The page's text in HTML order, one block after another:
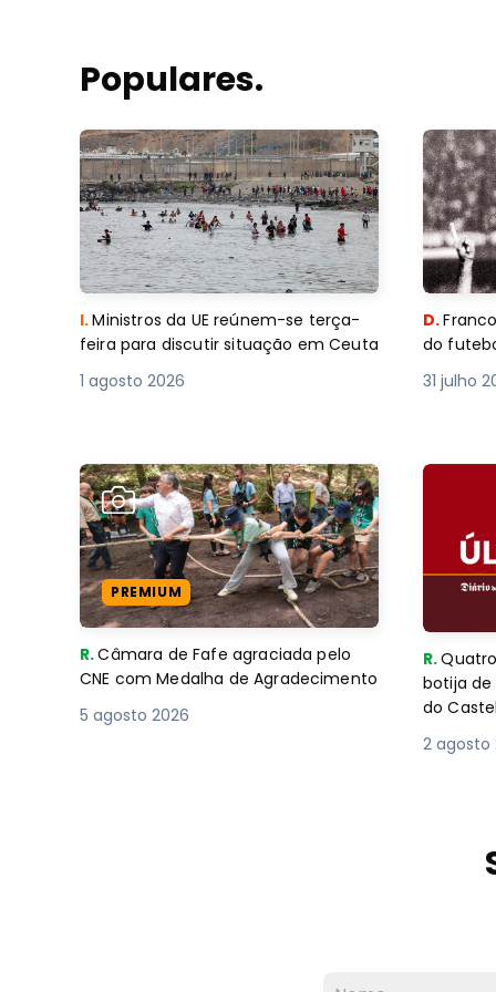
Populares.
I.Ministros da UE reúnem-se terça-
feira para discutir situação em Ceuta
1 agosto 2026
D.
do
31 julho
PREMIUM
R.Câmara de Fafe agraciada pelo
CNE com Medalha de Agradecimento
5 agosto 2026
R.
botija
do
2 agosto